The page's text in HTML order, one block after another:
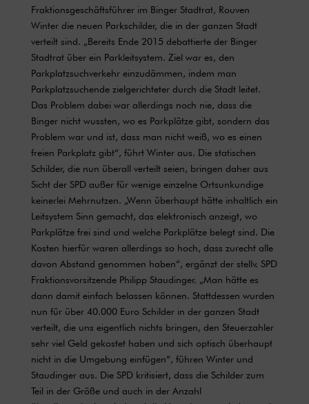
Fraktionsgeschäftsführer im Binger Stadtrat, Rouven
Winter die neuen Parkschilder, die in der ganzen Stadt
verteilt sind. „Bereits Ende 2015 debattierte der Binger
Stadtrat über ein Parkleitsystem. Ziel war es, den
Parkplatzsuchverkehr einzudämmen, indem man
Parkplatzsuchende zielgerichteter durch die Stadt leitet.
Das Problem dabei war allerdings noch nie, dass die
Binger nicht wussten, wo es Parkplätze gibt, sondern das
Problem war und ist, dass man nicht weiß, wo es einen
freien Parkplatz gibt“, führt Winter aus. Die statischen
Schilder, die nun überall verteilt seien, bringen daher aus
Sicht der SPD außer für wenige einzelne Ortsunkundige
keinerlei Mehrnutzen. „Wenn überhaupt hätte inhaltlich ein
Leitsystem Sinn gemacht, das elektronisch anzeigt, wo
Parkplätze frei sind und welche Parkplätze belegt sind. Die
Kosten hierfür waren allerdings so hoch, dass zurecht alle
davon Abstand genommen haben“, ergänzt der stellv. SPD
Fraktionsvorsitzende Philipp Staudinger. „Man hätte es
dann damit einfach belassen können. Stattdessen wurden
nun für über 40.000 Euro Schilder in der ganzen Stadt
verteilt, die uns eigentlich nichts bringen, den Steuerzahler
sehr viel Geld gekostet haben und sich optisch überhaupt
nicht in die Umgebung einfügen“, führen Winter und
Staudinger aus. Die SPD kritisiert, dass die Schilder zum
Teil in der Größe und auch in der Anzahl